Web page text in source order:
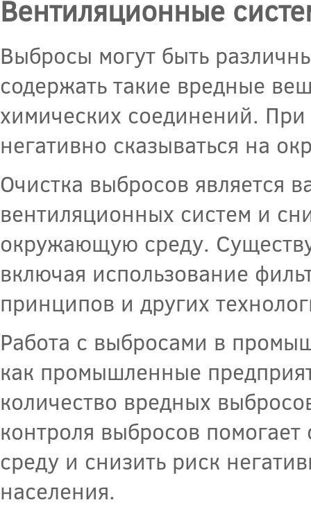
Вентиляционные
Выбросы могут быть
содержать такие вредные
химических соединений.
негативно сказываться на
Очистка выбросов является
вентиляционных систем и
окружающую среду.
включая использование
принципов и других
Работа с выбросами в
как промышленные
количество вредных
контроля выбросов
среду и снизить риск
населения.